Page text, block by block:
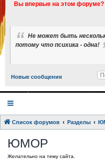
Вы впервые на этом форуме?
Не может быть
потому что психика - одна!
Новые сообщения
Список форумов Разделы
ЮМОР
Желательно на тему сайта.